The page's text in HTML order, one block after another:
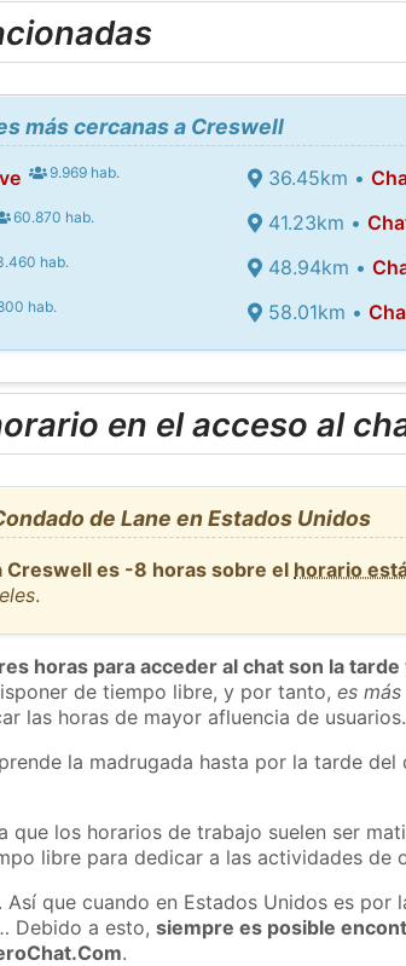
más cercanas a Creswell
9.969 hab.
60.870 hab.
hab.
hab.
36.45km •
41.23km •
48.94km •
58.01km •
en el acceso al
de Lane en Estados Unidos
es -8 horas sobre el horario
.
horas para acceder al chat son la tarde
de tiempo libre, y por tanto,es
las horas de mayor afluencia de usuarios.
la madrugada hasta por la tarde
que los horarios de trabajo suelen ser
libre para dedicar a las actividades de
que cuando en Estados Unidos es por
Debido a esto,siempre es posible
.